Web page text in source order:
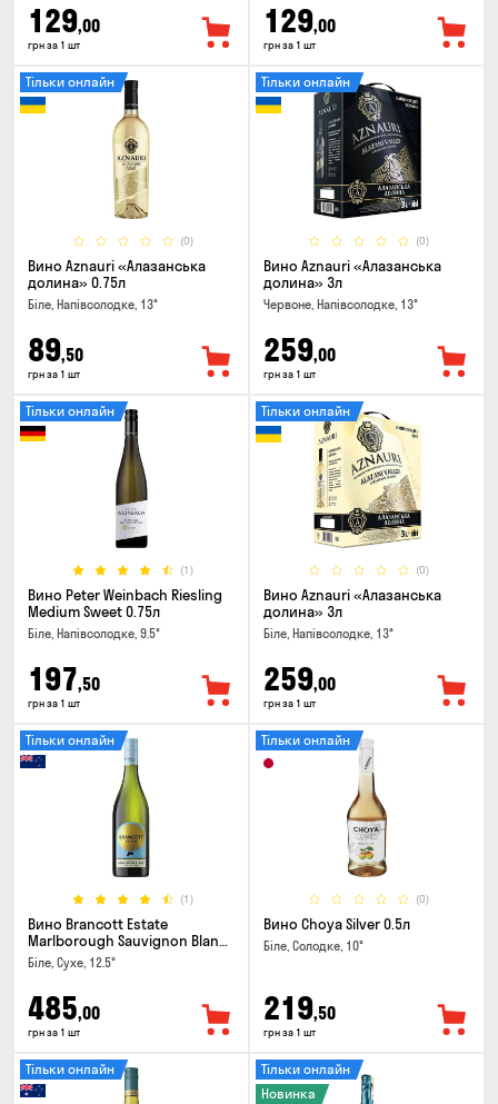
129,00
грн за 1 шт
129,00
грн за 1 шт
(0)
Тільки онлайн
Вино Aznauri «Алазанська
долина» 0.75л
Біле, Напівсолодке, 13°
89,50
грн за 1 шт
(0)
Тільки онлайн
Вино Aznauri «Алазанська
долина» 3л
Червоне, Напівсолодке, 13°
259,00
грн за 1 шт
(1)
Тільки онлайн
Вино Peter Weinbach Riesling
Medium Sweet 0.75л
Біле, Напівсолодке, 9.5°
197,50
грн за 1 шт
(0)
Тільки онлайн
Вино Aznauri «Алазанська
долина» 3л
Біле, Напівсолодке, 13°
259,00
грн за 1 шт
(1)
Тільки онлайн
Вино Brancott Estate
Marlborough Sauvignon Blanc
0.75л
Біле, Сухе, 12.5°
485,00
грн за 1 шт
(0)
Тільки онлайн
Вино Choya Silver 0.5л
Біле, Солодке, 10°
219,50
грн за 1 шт
Тільки онлайн
Тільки онлайн
Новинка